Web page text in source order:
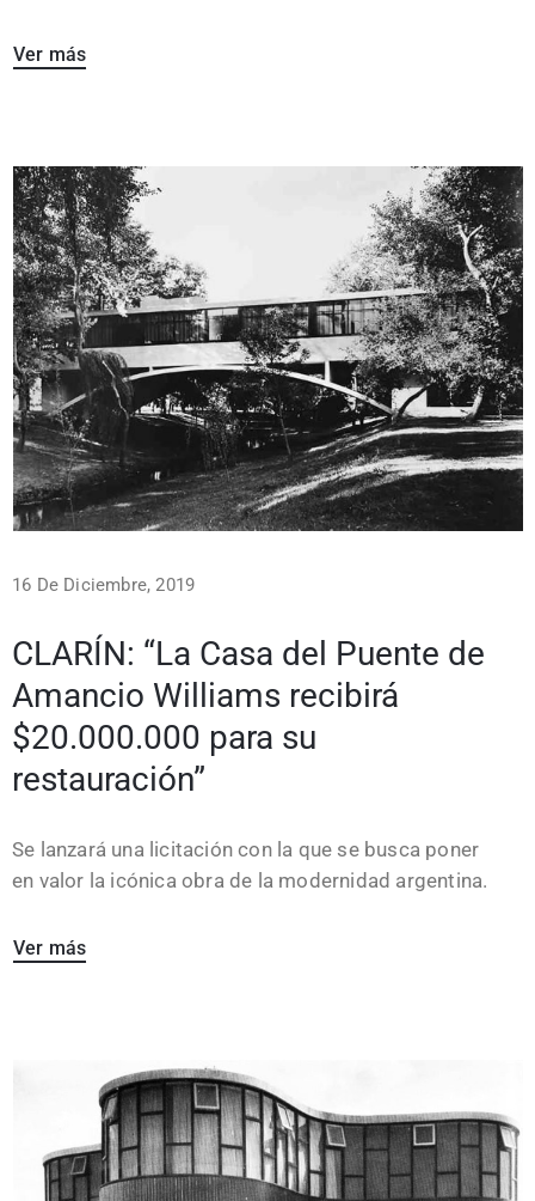
Ver más
16 De Diciembre, 2019
CLARÍN: “La Casa del Puente de
Amancio Williams recibirá
$20.000.000 para su
restauración”
Se lanzará una licitación con la que se busca poner
en valor la icónica obra de la modernidad argentina.
Ver más